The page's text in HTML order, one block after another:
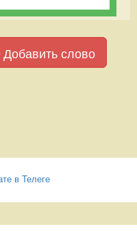
Добавить слово
в Телеге